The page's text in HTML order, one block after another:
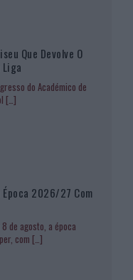
Que Devolve O
do Académico de
[…]
Época 2026/27 Com
de agosto, a época
com […]